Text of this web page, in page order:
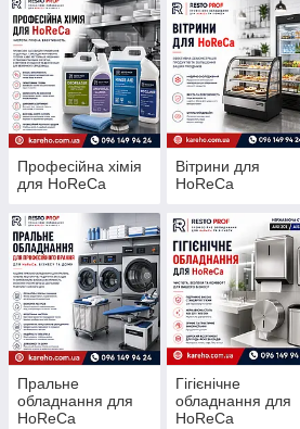
Професійна хімія
для HoReCa
Вітрини для
HoReCa
Пральне
обладнання для
HoReCa
Гігієнічне
обладнання для
HoReCa